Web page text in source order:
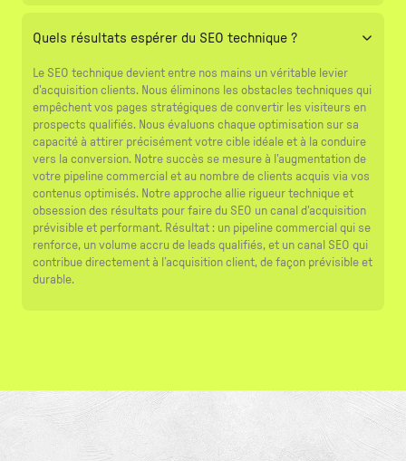
Quels résultats espérer du SEO technique ?
Le SEO technique devient entre nos mains un véritable levier
d'acquisition clients. Nous éliminons les obstacles techniques qui
empêchent vos pages stratégiques de convertir les visiteurs en
prospects qualifiés. Nous évaluons chaque optimisation sur sa
capacité à attirer précisément votre cible idéale et à la conduire
vers la conversion. Notre succès se mesure à l'augmentation de
votre pipeline commercial et au nombre de clients acquis via vos
contenus optimisés. Notre approche allie rigueur technique et
obsession des résultats pour faire du SEO un canal d'acquisition
prévisible et performant. Résultat : un pipeline commercial qui se
renforce, un volume accru de leads qualifiés, et un canal SEO qui
contribue directement à l’acquisition client, de façon prévisible et
durable.